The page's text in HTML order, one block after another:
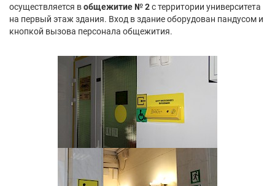
осуществляется вобщежитие № 2с территории университета
на первый этаж здания. Вход в здание оборудован пандусом и
кнопкой вызова персонала общежития.